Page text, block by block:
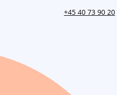
+45 40 73 90 20